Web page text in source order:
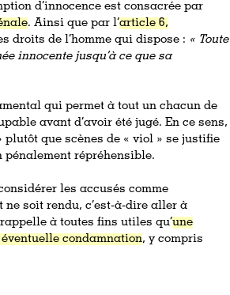
d’innocence est consacrée par
. Ainsi que par l’article 6,
droits de l’homme qui dispose : « Toute
innocente jusqu’à ce que sa
qui permet à tout un chacun de
avant d’avoir été jugé. En ce sens,
plutôt que scènes de « viol » se justifie
répréhensible.
les accusés comme
ne soit rendu, c’est-à-dire aller à
à toutes fins utiles qu’une
éventuelle condamnation, y compris